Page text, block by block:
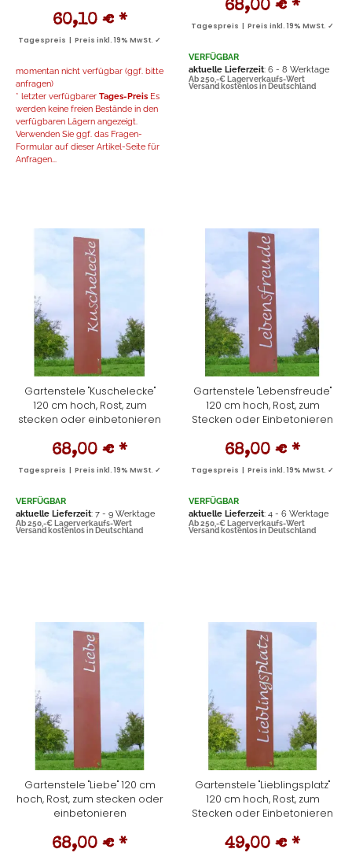
60,10 € *
Tagespreis | Preis inkl. 19% MwSt. ✓
momentan nicht verfügbar (ggf. bitte
anfragen)
* letzter verfügbarer Tages-Preis Es
werden keine freien Bestände in den
verfügbaren Lägern angezeigt.
Verwenden Sie ggf. das Fragen-
Formular auf dieser Artikel-Seite für
Anfragen...
68,00 € *
Tagespreis | Preis inkl. 19% MwSt. ✓
VERFÜGBAR
aktuelle Lieferzeit: 6 - 8 Werktage
Ab 250,-€ Lagerverkaufs-Wert
Versand kostenlos in Deutschland
Gartenstele "Kuschelecke"
120 cm hoch, Rost, zum
stecken oder einbetonieren
68,00 € *
Tagespreis | Preis inkl. 19% MwSt. ✓
VERFÜGBAR
aktuelle Lieferzeit: 7 - 9 Werktage
Ab 250,-€ Lagerverkaufs-Wert
Versand kostenlos in Deutschland
Gartenstele "Lebensfreude"
120 cm hoch, Rost, zum
Stecken oder Einbetonieren
68,00 € *
Tagespreis | Preis inkl. 19% MwSt. ✓
VERFÜGBAR
aktuelle Lieferzeit: 4 - 6 Werktage
Ab 250,-€ Lagerverkaufs-Wert
Versand kostenlos in Deutschland
Gartenstele "Liebe" 120 cm
hoch, Rost, zum stecken oder
einbetonieren
68,00 € *
Gartenstele "Lieblingsplatz"
120 cm hoch, Rost, zum
Stecken oder Einbetonieren
49,00 € *